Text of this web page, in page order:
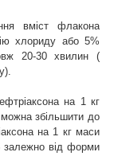
вміст флакона
хлориду або 5%
20-30 хвилин (
на 1 кг
можна збільшити до
на 1 кг маси
залежно від форми